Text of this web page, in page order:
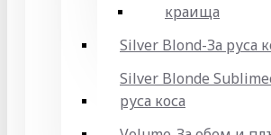
краища
Silver Blond-За руса
Silver Blonde
руса коса